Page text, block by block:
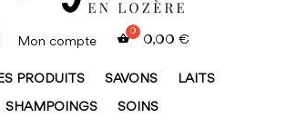
Mon compte 0,00 €
PRODUITS SAVONS LAITS
SHAMPOINGS SOINS